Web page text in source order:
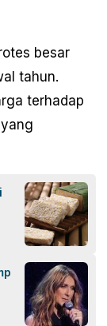
besar
tahun.
terhadap